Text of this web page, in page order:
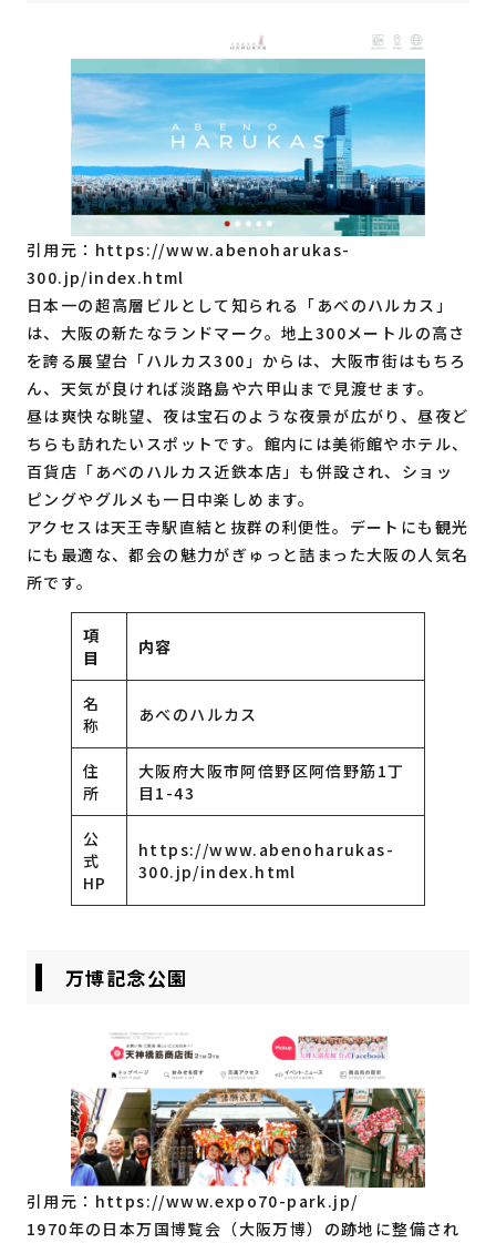
引用元： https://www.abenoharukas-
300.jp/index.html
日本一の超高層ビルとして知られる「あべのハルカス」
は、大阪の新たなランドマーク。地上300メートルの高さ
を誇る展望台「ハルカス300」からは、大阪市街はもちろ
ん、天気が良ければ淡路島や六甲山まで見渡せます。
昼は爽快な眺望、夜は宝石のような夜景が広がり、昼夜ど
ちらも訪れたいスポットです。館内には美術館やホテル、
百貨店「あべのハルカス近鉄本店」も併設され、ショッ
ピングやグルメも一日中楽しめます。
アクセスは天王寺駅直結と抜群の利便性。デートにも観光
にも最適な、都会の魅力がぎゅっと詰まった大阪の人気名
所です。
項
目
内容
名
称
あべのハルカス
住
所
大阪府大阪市阿倍野区阿倍野筋1丁
目1-43
公
式
HP
https://www.abenoharukas-
300.jp/index.html
万博記念公園
引用元： https://www.expo70-park.jp/
1970年の日本万国博覧会（大阪万博）の跡地に整備され